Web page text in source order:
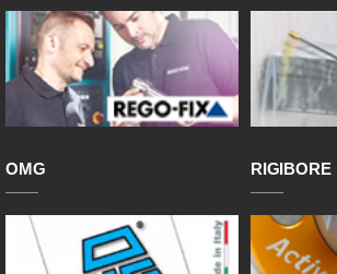
OMG RIGIBORE